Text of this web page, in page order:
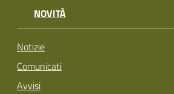
NOVITÀ
Notizie
Comunicati
Avvisi